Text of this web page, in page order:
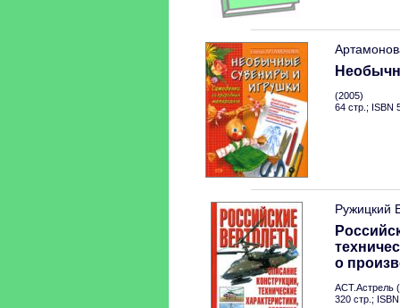
(2005)
64 стр.; ISBN
Ружицкий
о
АСТ.Астрель
320 стр.;